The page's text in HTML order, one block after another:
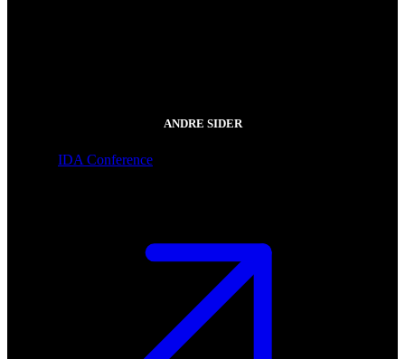
ANDRE SIDER
IDA Conference